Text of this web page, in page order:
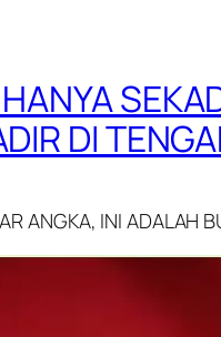
DI
ANGKA, INI ADALAH